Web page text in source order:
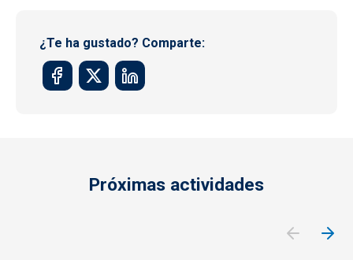
¿Te ha gustado? Comparte:
Próximas actividades